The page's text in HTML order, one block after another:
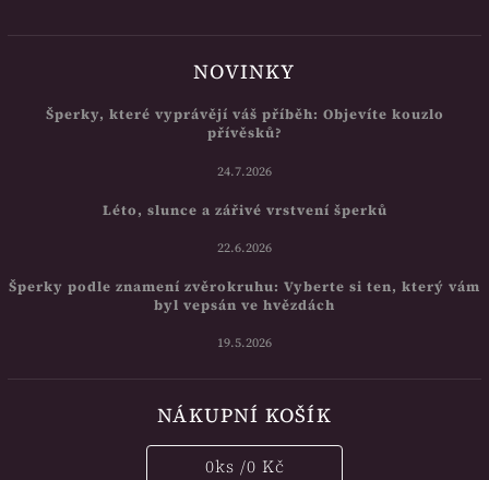
NOVINKY
Šperky, které vyprávějí váš příběh: Objevíte kouzlo
přívěsků?
24.7.2026
Léto, slunce a zářivé vrstvení šperků
22.6.2026
Šperky podle znamení zvěrokruhu: Vyberte si ten, který vám
byl vepsán ve hvězdách
19.5.2026
NÁKUPNÍ KOŠÍK
0ks /0 Kč